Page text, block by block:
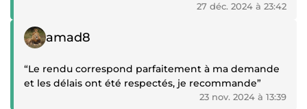
27 déc. 2024 à 23:42
Témoignage positif
amad8
“Le rendu correspond parfaitement à ma demande
et les délais ont été respectés, je recommande”
23 nov. 2024 à 13:39